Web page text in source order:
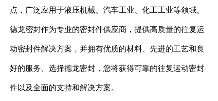
点，广泛应用于液压机械、汽车工业、化工工业等领域。
德龙密封作为专业的密封件供应商，提供高质量的往复运
动密封件解决方案，并拥有优质的材料、先进的工艺和良
好的服务。选择德龙密封，您将获得可靠的往复运动密封
件以及全面的支持和解决方案。